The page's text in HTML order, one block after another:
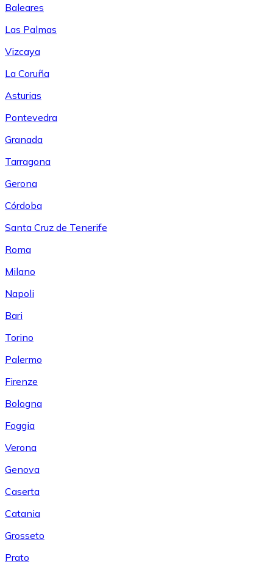
Baleares
Las Palmas
Vizcaya
La Coruña
Asturias
Pontevedra
Granada
Tarragona
Gerona
Córdoba
Santa Cruz de Tenerife
Roma
Milano
Napoli
Bari
Torino
Palermo
Firenze
Bologna
Foggia
Verona
Genova
Caserta
Catania
Grosseto
Prato